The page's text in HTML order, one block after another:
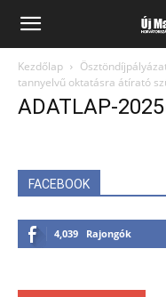
Kezdőlap
tannyelvű oktatásra átírató
ADATLAP-
FACEBOOK
4,039 Rajongók